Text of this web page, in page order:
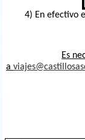
4) En efectivo
Es
a